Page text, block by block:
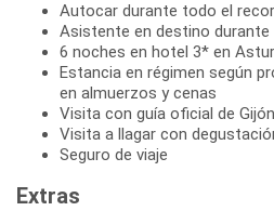
Autocar durante todo el
Asistente en destino
6 noches en hotel 3* en
Estancia en régimen según
en almuerzos y cenas
Visita con guía oficial de
Visita a llagar con
Seguro de viaje
Extras